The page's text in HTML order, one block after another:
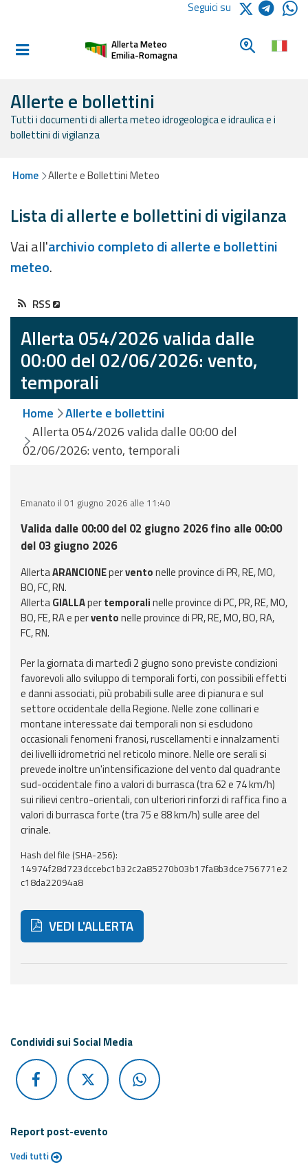
Informati e
Allerte E
Bollettini
Allerte e
Bollettini
Valanghe
Monitoraggio
eventi
Previsioni e dati
Previsioni meteo e
marine
Dati osservati
Strumenti
Operativi
Report
Aggiornamenti
Informazioni
utili
Domande
frequenti
Guida per gli
sviluppatori
Il progetto
Allerta
Meteo
Emilia-
Romagna
Contatti
Seguici su
Allerta Meteo
Emilia-Romagna
Cerca un
Allerte e bollettini
Tutti i documenti di allerta meteo idrogeologica e idraulica e i
bollettini di vigilanza
Home Allerte e Bollettini Meteo
Lista di allerte e bollettini di vigilanza
Vai all'archivio completo di allerte e bollettini
meteo.
RSS
Allerta 054/2026 valida dalle
00:00 del 02/06/2026: vento,
temporali
Home
Allerte e bollettini
Allerta 054/2026 valida dalle 00:00 del
02/06/2026: vento, temporali
Emanato il 01 giugno 2026 alle 11:40
Valida dalle 00:00 del 02 giugno 2026 fino alle 00:00
del 03 giugno 2026
AllertaARANCIONEperventonelle province di PR, RE, MO,
BO, FC, RN.
AllertaGIALLApertemporalinelle province di PC, PR, RE, MO,
BO, FE, RA e perventonelle province di PR, RE, MO, BO, RA,
FC, RN.
Per la giornata di martedì 2 giugno sono previste condizioni
favorevoli allo sviluppo di temporali forti, con possibili effetti
e danni associati, più probabili sulle aree di pianura e sul
settore occidentale della Regione. Nelle zone collinari e
montane interessate dai temporali non si escludono
occasionali fenomeni franosi, ruscellamenti e innalzamenti
dei livelli idrometrici nel reticolo minore. Nelle ore serali si
prevede inoltre un'intensificazione del vento dal quadrante
sud-occidentale fino a valori di burrasca (tra 62 e 74 km/h)
sui rilievi centro-orientali, con ulteriori rinforzi di raffica fino a
valori di burrasca forte (tra 75 e 88 km/h) sulle aree del
crinale.
Hash del file (SHA-256):
14974f28d723dccebc1b32c2a85270b03b17fa8b3dce756771e2
c18da22094a8
VEDI L'ALLERTA
Condividi sui Social Media
Report post-evento
Vedi tutti